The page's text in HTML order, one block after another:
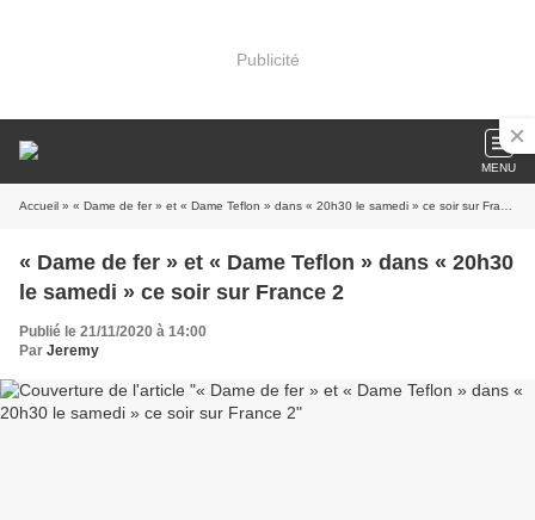
Publicité
MENU
Accueil » « Dame de fer » et « Dame Teflon » dans « 20h30 le samedi » ce soir sur France 2
« Dame de fer » et « Dame Teflon » dans « 20h30
le samedi » ce soir sur France 2
Publié le 21/11/2020 à 14:00
Par Jeremy